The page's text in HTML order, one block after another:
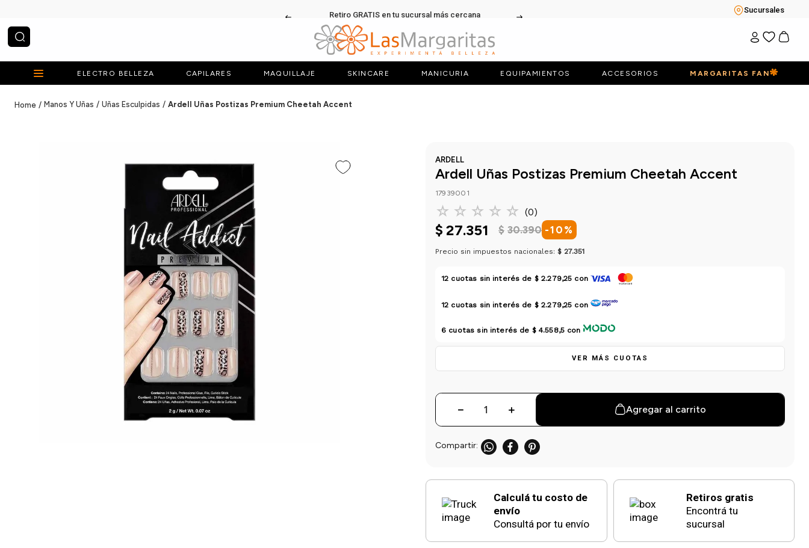
Retiro GRATIS en tu sucursal más cercana
Sucursales
¿Qué estás buscando?
ELECTRO BELLEZA CAPILARES MAQUILLAJE SKINCARE MANICURIA EQUIPAMIENTOS ACCESORIOS MARGARITAS FAN
Manos Y Uñas Uñas Esculpidas Ardell Uñas Postizas Premium Cheetah Accent
ARDELL
Ardell Uñas Postizas Premium Cheetah Accent
17939001
☆ ☆ ☆ ☆ ☆ (0)
$ 27.351 $ 30.390 -10 %
Precio sin impuestos nacionales: $ 27.351
12 cuotas sin interés de $ 2.279,25 con
12 cuotas sin interés de $ 2.279,25 con
6 cuotas sin interés de $ 4.558,5con
VER MÁS CUOTAS
＋
－ Agregar al carrito
Calculá tu costo de
envío
Consultá por tu envío
Retiros gratis
Encontrá tu
sucursal